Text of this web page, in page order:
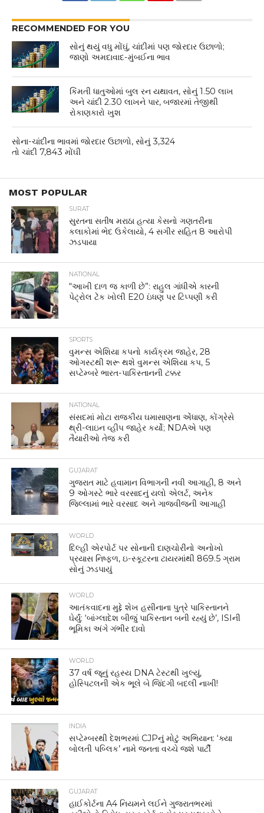
RECOMMENDED FOR YOU
સોનું થયું વધુ મોંઘું, ચાંદીમાં પણ જોરદાર ઉછાળો;
જાણો અમદાવાદ-મુંબઈના ભાવ
કિંમતી ધાતુઓમાં બુલ રન યથાવત, સોનું 1.50 લાખ
અને ચાંદી 2.30 લાખને પાર, બજારમાં તેજીથી
રોકાણકારો ખુશ
સોના-ચાંદીના ભાવમાં જોરદાર ઉછાળો, સોનું 3,324
તો ચાંદી 7,843 મોંઘી
MOST POPULAR
SURAT
સુરતના સતીષ મરાઠા હત્યા કેસનો ગણતરીના
કલાકોમાં ભેદ ઉકેલાયો, 4 સગીર સહિત 8 આરોપી
ઝડપાયા
NATIONAL
“આખી દાળ જ કાળી છે”: રાહુલ ગાંધીએ કારની
પેટ્રોલ ટેંક ખોલી E20 ઇંધણ પર ટિપ્પણી કરી
SPORTS
વુમન્સ એશિયા કપનો કાર્યક્રમ જાહેર, 28
ઓગસ્ટથી શરૂ થશે વુમન્સ એશિયા કપ, 5
સપ્ટેમ્બરે ભારત-પાકિસ્તાનની ટક્કર
NATIONAL
સંસદમાં મોટા રાજકીય ઘમાસાણના એંધાણ, કોંગ્રેસે
થ્રી-લાઇન વ્હીપ જાહેર કર્યો; NDAએ પણ
તૈયારીઓ તેજ કરી
GUJARAT
ગુજરાત માટે હવામાન વિભાગની નવી આગાહી, 8 અને
9 ઓગસ્ટે ભારે વરસાદનું યલો એલર્ટ, અનેક
જિલ્લામાં ભારે વરસાદ અને ગાજવીજની આગાહી
WORLD
દિલ્હી એરપોર્ટ પર સોનાની દાણચોરીનો અનોખો
પ્રયાસ નિષ્ફળ, ઇ-સ્કૂટરના ટાયરમાંથી 869.5 ગ્રામ
સોનું ઝડપાયું
WORLD
આતંકવાદના મુદ્દે શેખ હસીનાના પુત્રે પાકિસ્તાનને
ઘેર્યું: ‘બાંગ્લાદેશ બીજું પાકિસ્તાન બની રહ્યું છે’, ISIની
ભૂમિકા અંગે ગંભીર દાવો
WORLD
37 વર્ષ જૂનું રહસ્ય DNA ટેસ્ટથી ખુલ્યું,
હોસ્પિટલની એક ભૂલે બે જિંદગી બદલી નાખી!
INDIA
સપ્ટેમ્બરથી દેશભરમાં CJPનું મોટું અભિયાન: ‘ક્યા
બોલતી પબ્લિક’ નામે જનતા વચ્ચે જશે પાર્ટી
GUJARAT
હાઈકોર્ટના A4 નિયમને લઈને ગુજરાતભરમાં